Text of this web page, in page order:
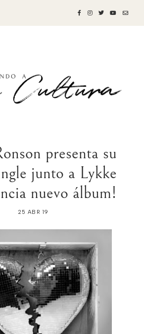
presenta su
junto a Lykke
nuevo álbum!
25 ABR 19